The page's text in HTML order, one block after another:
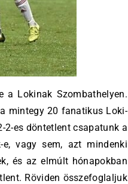
a Lokinak Szombathelyen.
mintegy 20 fanatikus Loki-
2-es döntetlent csapatunk a
e, vagy sem, azt mindenki
és az elmúlt hónapokban
Röviden összefoglaljuk